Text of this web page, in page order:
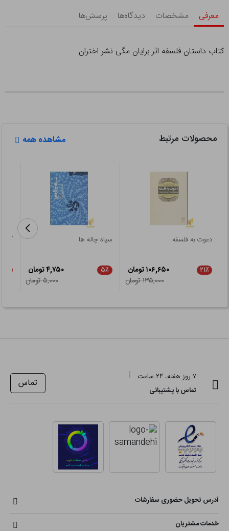
معرفی مشخصات دیدگاه‌ها پرسش‌ها
کتاب داستان فلسفه اثر برایان مگی نشر اختران
محصولات مرتبط مشاهده همه
دعوت به فلسفه
۲۱٪
۱۰۶,۶۵۰ تومان
۱۳۵,۰۰۰ تومان
سیاه چاله ها
۵٪
۴,۷۵۰ تومان
۵,۰۰۰ تومان
۷ روز هفته، ۲۴ ساعت
تماس با پشتیبانی
تماس
آدرس تحویل حضوری سفارشات
خدمات مشتریان